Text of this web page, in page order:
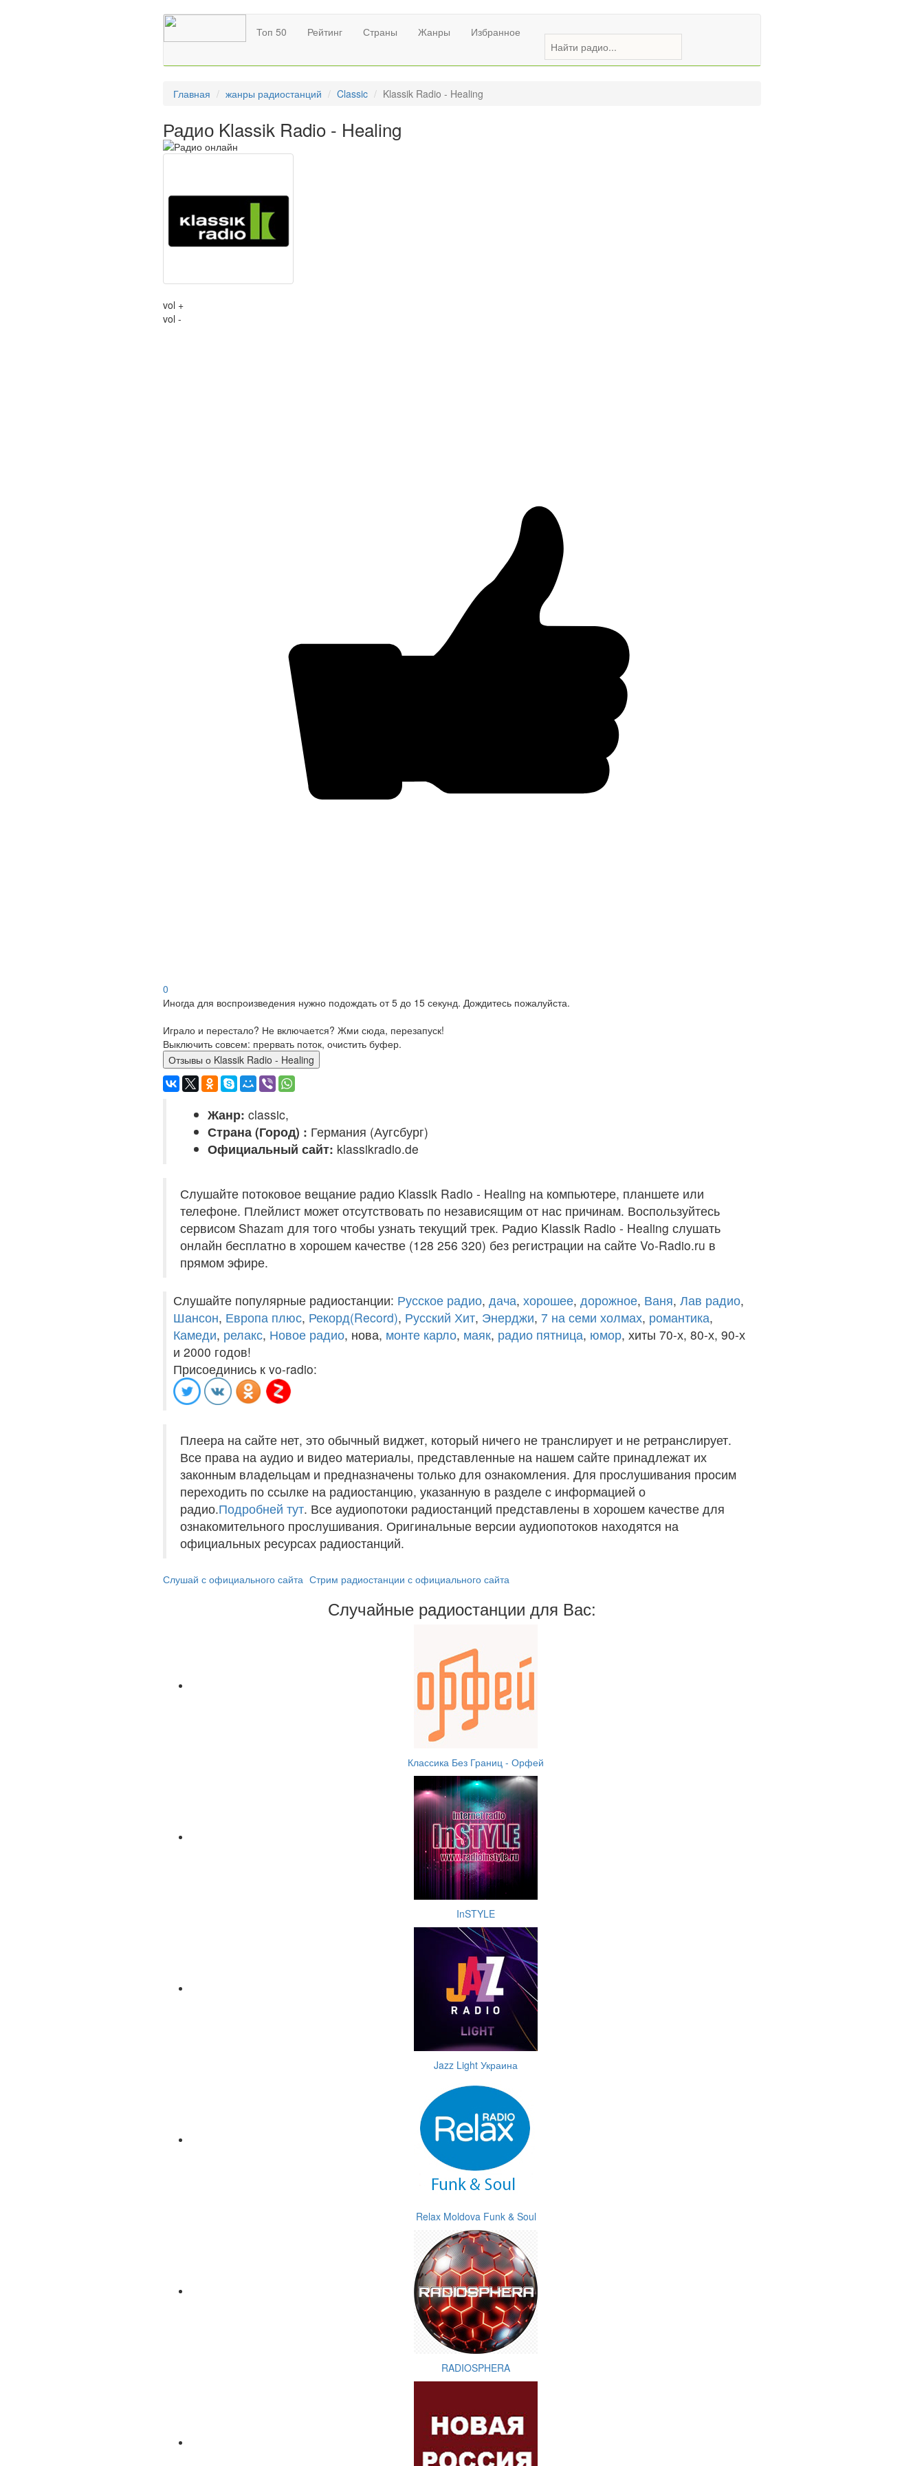
Топ 50 Рейтинг Страны Жанры Избранное
Главная жанры радиостанций Classic Klassik Radio - Healing
Радио Klassik Radio - Healing
vol +
vol -
0
Иногда для воспроизведения нужно подождать от 5 до 15 секунд. Дождитесь пожалуйста.
Играло и перестало? Не включается? Жми сюда, перезапуск!
Выключить совсем: прервать поток, очистить буфер.
Отзывы о Klassik Radio - Healing
Жанр: classic,
Страна (Город) : Германия (Аугсбург)
Официальный сайт: klassikradio.de
Слушайте потоковое вещание радио Klassik Radio - Healing на компьютере, планшете или
телефоне. Плейлист может отсутствовать по независящим от нас причинам. Воспользуйтесь
сервисом Shazam для того чтобы узнать текущий трек. Радио Klassik Radio - Healing слушать
онлайн бесплатно в хорошем качестве (128 256 320) без регистрации на сайте Vo-Radio.ru в
прямом эфире.
Слушайте популярные радиостанции: Русское радио, дача, хорошее, дорожное, Ваня, Лав радио,
Шансон, Европа плюс, Рекорд(Record), Русский Хит, Энерджи, 7 на семи холмах, романтика,
Камеди, релакс, Новое радио, нова, монте карло, маяк, радио пятница, юмор, хиты 70-х, 80-х, 90-х
и 2000 годов!
Присоединись к vo-radio:
Плеера на сайте нет, это обычный виджет, который ничего не транслирует и не ретранслирует.
Все права на аудио и видео материалы, представленные на нашем сайте принадлежат их
законным владельцам и предназначены только для ознакомления. Для прослушивания просим
переходить по ссылке на радиостанцию, указанную в разделе с информацией о
радио.Подробней тут. Все аудиопотоки радиостанций представлены в хорошем качестве для
ознакомительного прослушивания. Оригинальные версии аудиопотоков находятся на
официальных ресурсах радиостанций.
Слушай с официального сайта Стрим радиостанции с официального сайта
Случайные радиостанции для Вас:
Классика Без Границ - Орфей
InSTYLE
Jazz Light Украина
Relax Moldova Funk & Soul
RADIOSPHERA